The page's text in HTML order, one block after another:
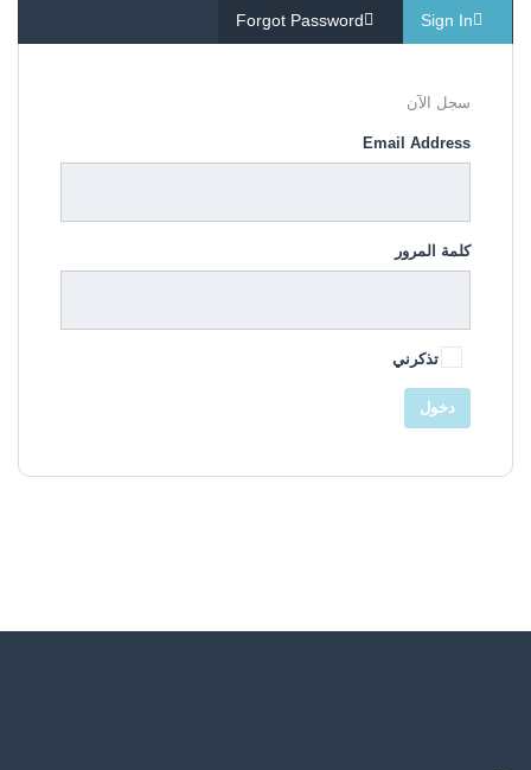
Sign In
Forgot Password
سجل الآن
Email Address
كلمة المرور
تذكرني